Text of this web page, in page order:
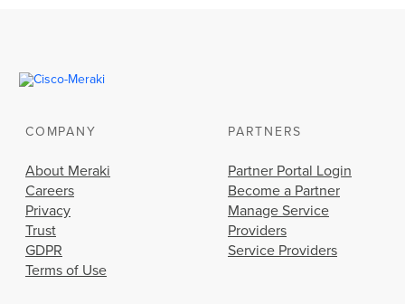
COMPANY
About Meraki
Careers
Privacy
Trust
GDPR
Terms of Use
PARTNERS
Partner Portal Login
Become a Partner
Manage Service
Providers
Service Providers